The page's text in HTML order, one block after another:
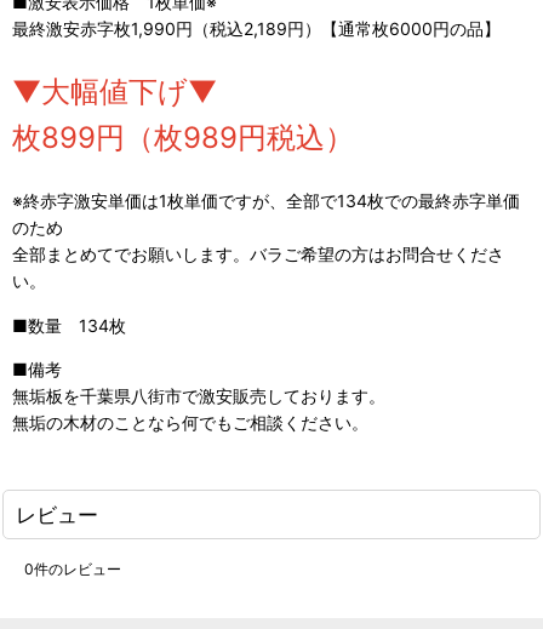
最終激安赤字枚1,990円（税込2,189円）【通常枚6000円の品】
▼大幅値下げ▼
枚899円（枚989円税込）
※終赤字激安単価は1枚単価ですが、全部で134枚での最終赤字単価
のため
全部まとめてでお願いします。バラご希望の方はお問合せくださ
い。
■数量 134枚
■備考
無垢板を千葉県八街市で激安販売しております。
無垢の木材のことなら何でもご相談ください。
レビュー
0件のレビュー